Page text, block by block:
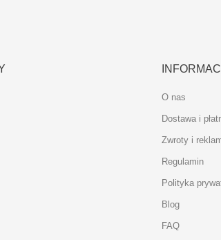
O nas
Dostawa i
Zwroty i
Regulamin
Polityka
Blog
FAQ